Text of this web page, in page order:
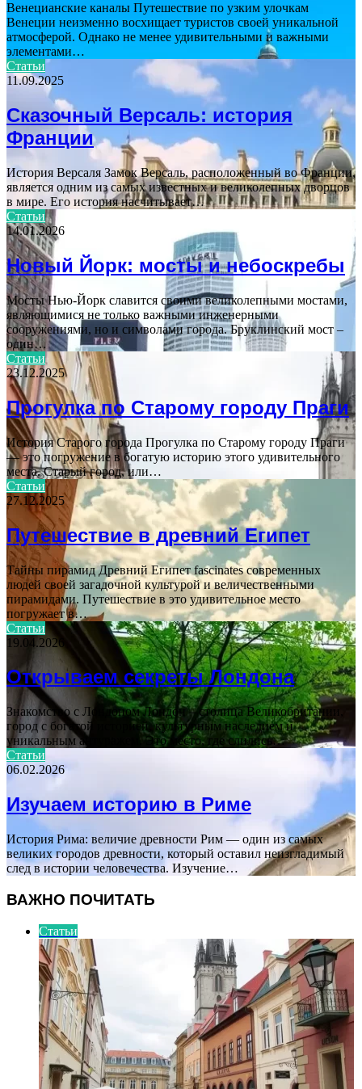
Венецианские каналы Путешествие по узким улочкам
Венеции неизменно восхищает туристов своей уникальной
атмосферой. Однако не менее удивительными и важными
элементами…
Статьи
11.09.2025
Сказочный Версаль: история
Франции
История Версаля Замок Версаль, расположенный во Франции,
является одним из самых известных и великолепных дворцов
в мире. Его история насчитывает…
Статьи
14.01.2026
Новый Йорк: мосты и небоскребы
Мосты Нью-Йорк славится своими великолепными мостами,
являющимися не только важными инженерными
сооружениями, но и символами города. Бруклинский мост –
один…
Статьи
23.12.2025
Прогулка по Старому городу Праги
История Старого города Прогулка по Старому городу Праги
— это погружение в богатую историю этого удивительного
места. Старый город, или…
Статьи
27.12.2025
Путешествие в древний Египет
Тайны пирамид Древний Египет fascinates современных
людей своей загадочной культурой и величественными
пирамидами. Путешествие в это удивительное место
погружает в…
Статьи
19.04.2026
Открываем секреты Лондона
Знакомство с Лондоном Лондон – столица Великобритании,
город с богатой историей, культурным наследием и
уникальным антуражем. Это место, где слились…
Статьи
06.02.2026
Изучаем историю в Риме
История Рима: величие древности Рим — один из самых
великих городов древности, который оставил неизгладимый
след в истории человечества. Изучение…
ВАЖНО ПОЧИТАТЬ
Статьи